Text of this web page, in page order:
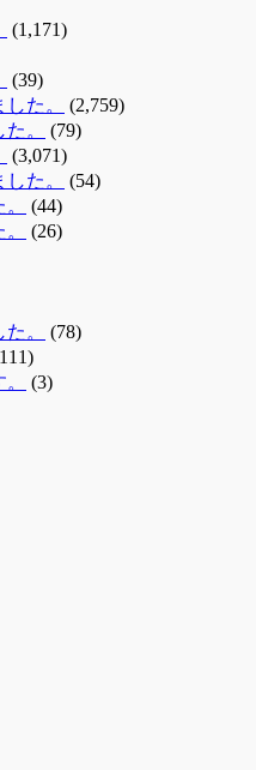
(1,171)
(39)
た。
(2,759)
。
(79)
(3,071)
た。
(54)
(44)
(26)
。
(78)
(3)